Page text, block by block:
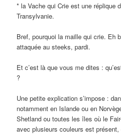
* la Vache qui Crie est une réplique
Transylvanie.
Bref, pourquoi la maille qui crie. Eh
attaquée au steeks, pardi.
Et c’est là que vous me dites :
?
Une petite explication s’impose :
notamment en Islande ou en
Shetland ou toutes les îles où le
avec plusieurs couleurs est